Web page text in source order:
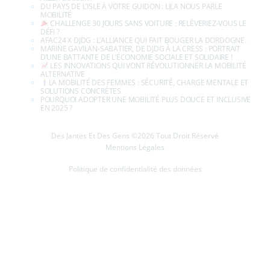
QUE PEUT-ON APPRENDRE DES VILLES LES PLUS CYCLABLES
DU MONDE ?
COVOITURAGE, AUTOPARTAGE, VÉLO-PARTAGE : QUELLE
SOLUTION EST FAITE POUR VOUS ?
MANON ET LA DOUBLE ALTERNANCE : QUAND DEUX
STRUCTURES SE COMPLÉTENT
RÉEMPLOI ET UPCYCLING : COMMENT DONNER UNE
SECONDE VIE AUX VÉLOS ET PIÈCES USAGÉES
VOYAGER À VÉLO : GUIDE POUR UNE PREMIÈRE EXPÉRIENCE
RÉUSSIE
JULIE ANDRAUD : « LE SÎLOT, UN LIEU DE POSSIBLE ET DE
COOPÉRATION »
DJDG : PLUS QU’UNE ASSO, UNE ÉCOLE DE TERRAIN POUR
ET MARCHE POUR SE DÉPLACER EFFICACEMENT ?
LES IDÉES REÇUES SUR LE VÉLO : ON DÉMONTE LES CLICHÉS !
YAËHL, SERVICE CIVIQUE CHEZ DJDG : ENTRE MÉCANIQUE ET
POURQUOI ET COMMENT REJOINDRE UNE ASSOCIATION DE
PROMOTION DU VÉLO ?